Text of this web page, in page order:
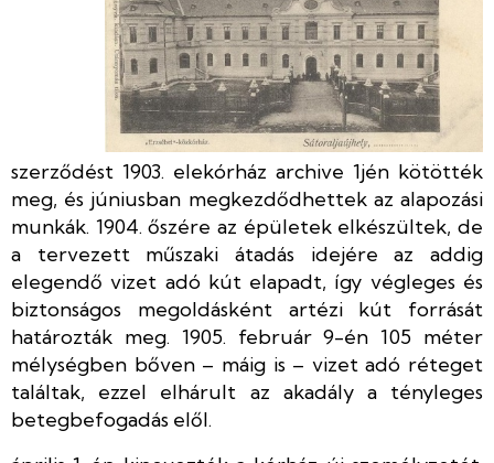
szerződést 1903. elekórház archive 1jén kötötték
meg, és júniusban megkezdődhettek az alapozási
munkák. 1904. őszére az épületek elkészültek, de
a tervezett műszaki átadás idejére az addig
elegendő vizet adó kút elapadt, így végleges és
biztonságos megoldásként artézi kút forrását
határozták meg. 1905. február 9-én 105 méter
mélységben bőven – máig is – vizet adó réteget
találtak, ezzel elhárult az akadály a tényleges
betegbefogadás elől.